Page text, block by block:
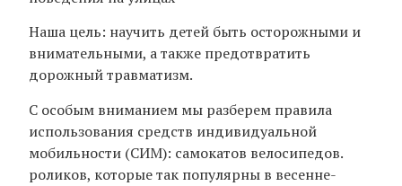
Наша цель: научить детей быть осторожными и
внимательными, а также предотвратить
дорожный травматизм.
С особым вниманием мы разберем правила
использования средств индивидуальной
мобильности (СИМ): самокатов велосипедов.
роликов, которые так популярны в весенне-